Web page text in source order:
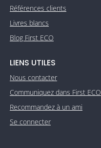
Références clients
Livres blancs
Blog First ECO
LIENS UTILES
Nous contacter
Communiquez dans First ECO
Recommandez à un ami
Se connecter